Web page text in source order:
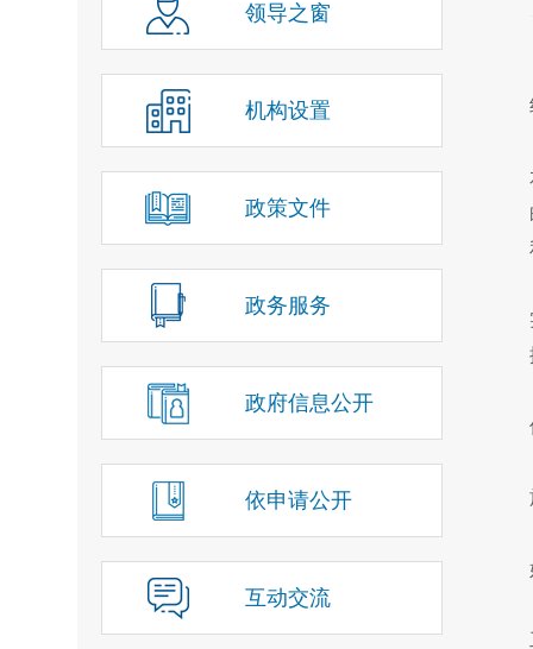
领导之窗
机构设置
政策文件
政务服务
政府信息公开
依申请公开
互动交流